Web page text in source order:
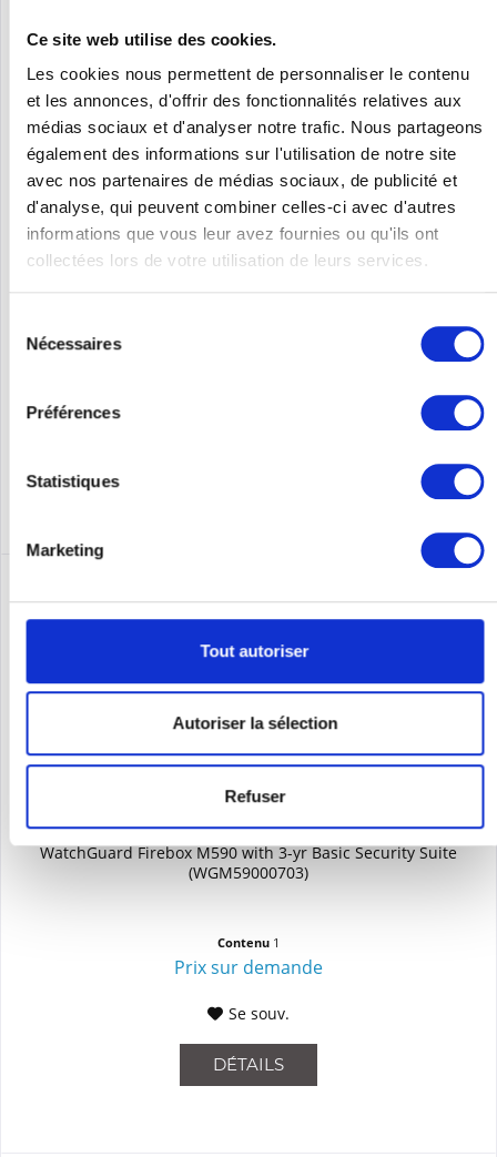
Ce site web utilise des cookies.
Les cookies nous permettent de personnaliser le contenu
et les annonces, d'offrir des fonctionnalités relatives aux
médias sociaux et d'analyser notre trafic. Nous partageons
également des informations sur l'utilisation de notre site
avec nos partenaires de médias sociaux, de publicité et
d'analyse, qui peuvent combiner celles-ci avec d'autres
informations que vous leur avez fournies ou qu'ils ont
collectées lors de votre utilisation de leurs services.
Nécessaires
Préférences
Statistiques
Marketing
Tout autoriser
Autoriser la sélection
Refuser
WATCHGUARD FIREBOX M590 WITH 1-YR TOTAL...
WatchGuard Firebox M590 with 1-yr Total Security Suite
(WGM59000801)
WATCHGUARD FIREBOX M590 WITH 3-YR BASIC...
WatchGuard Firebox M590 with 3-yr Basic Security Suite
(WGM59000703)
Contenu 1
Prix sur demande
Se souv.
DÉTAILS